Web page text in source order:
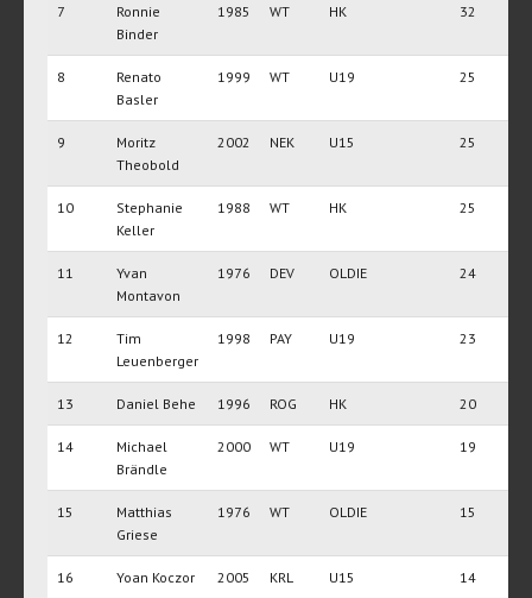
7
Ronnie
Binder
1985 WT HK 32
8
Renato
Basler
1999 WT U19 25
9
Moritz
Theobold
2002 NEK U15 25
10
Stephanie
Keller
1988 WT HK 25
11
Yvan
Montavon
1976 DEV OLDIE 24
12
Tim
Leuenberger
1998 PAY U19 23
13 Daniel Behe 1996 ROG HK 20
14
Michael
Brändle
2000 WT U19 19
15
Matthias
Griese
1976 WT OLDIE 15
16 Yoan Koczor 2005 KRL U15 14